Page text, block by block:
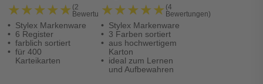
★★★★★
★★★★★ (2
Bewertungen)
Stylex Markenware
6 Register
farblich sortiert
für 400
Karteikarten
Karteikarten
★★★★★
★★★★★ (4
Bewertungen)
Stylex Markenware
3 Farben sortiert
aus hochwertigem
Karton
ideal zum Lernen
und Aufbewahren